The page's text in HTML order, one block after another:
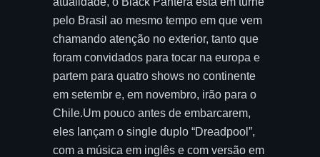
pelo Brasil ao mesmo tempo em que vem
chamando atenção no exterior, tanto que
foram convidados para tocar na europa e
partem para quatro shows no continente
em setembr e, em novembro, irão para o
Chile.Um pouco antes de embarcarem,
eles lançam o single duplo “Dreadpool”,
com a música em inglês e com versão em